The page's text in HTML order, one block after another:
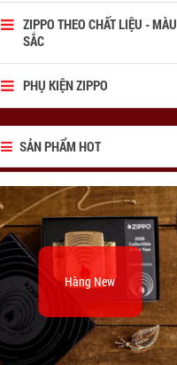
ZIPPO THEO CHẤT LIỆU - MÀU
SẮC
PHỤ KIỆN ZIPPO
SẢN PHẨM HOT
Hàng New